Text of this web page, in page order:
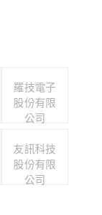
羅技電子
股份有限
公司
友訊科技
股份有限
公司